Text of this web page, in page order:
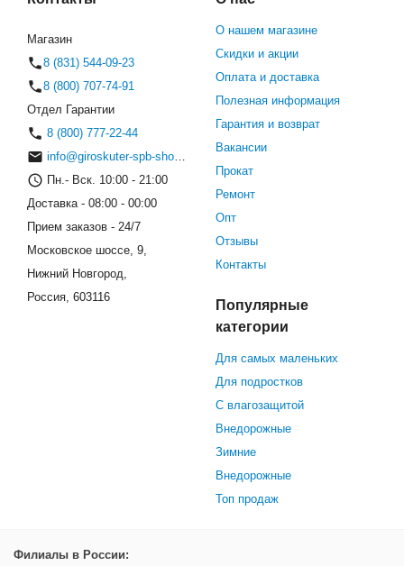
Магазин
8 (831) 544-09-23
8 (800) 707-74-91
Отдел Гарантии
8 (800) 777-22-44
info@giroskuter-spb-shop.ru
Пн.- Вск. 10:00 - 21:00
Доставка - 08:00 - 00:00
Прием заказов - 24/7
Московское шоссе, 9,
Нижний Новгород,
Россия, 603116
О нашем магазине
Скидки и акции
Оплата и доставка
Полезная информация
Гарантия и возврат
Вакансии
Прокат
Ремонт
Опт
Отзывы
Контакты
Популярные
категории
Для самых маленьких
Для подростков
С влагозащитой
Внедорожные
Зимние
Внедорожные
Топ продаж
Филиалы в России: